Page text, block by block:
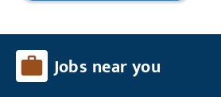
Jobs near you